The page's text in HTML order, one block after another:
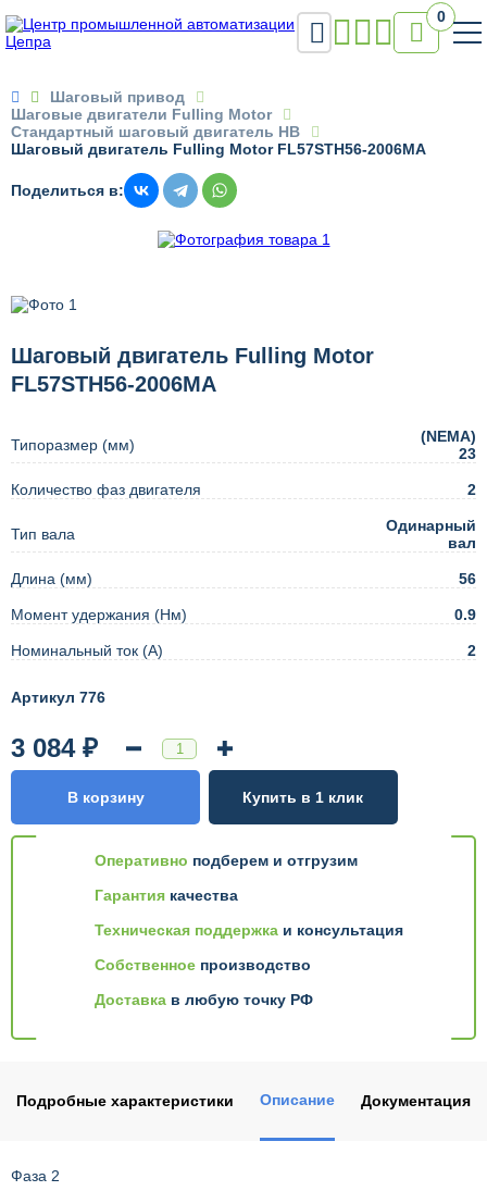
 0

Шаговый привод
Шаговые двигатели Fulling Motor
Стандартный шаговый двигатель HB
Шаговый двигатель Fulling Motor FL57STH56-2006MA
Поделиться в:
Шаговый двигатель Fulling Motor
FL57STH56-2006MA
Типоразмер (мм)
(NEMA)
23
Количество фаз двигателя 2
Тип вала
Одинарный
вал
Длина (мм) 56
Момент удержания (Нм) 0.9
Номинальный ток (А) 2
Артикул 776
Оперативно подберем и отгрузим
Гарантия качества
Техническая поддержка и консультация
Собственное производство
Доставка в любую точку РФ
3 084 ₽
В корзину Купить в 1 клик
Подробные характеристики Описание Документация
Фаза 2